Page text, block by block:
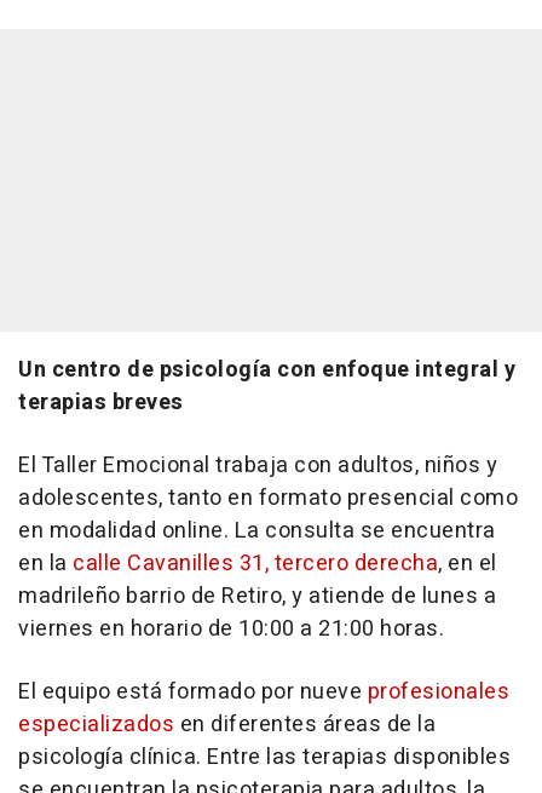
Un centro de psicología con enfoque integral y
terapias breves
El Taller Emocional trabaja con adultos, niños y
adolescentes, tanto en formato presencial como
en modalidad online. La consulta se encuentra
en la calle Cavanilles 31, tercero derecha, en el
madrileño barrio de Retiro, y atiende de lunes a
viernes en horario de 10:00 a 21:00 horas.
El equipo está formado por nueve profesionales
especializados en diferentes áreas de la
psicología clínica. Entre las terapias disponibles